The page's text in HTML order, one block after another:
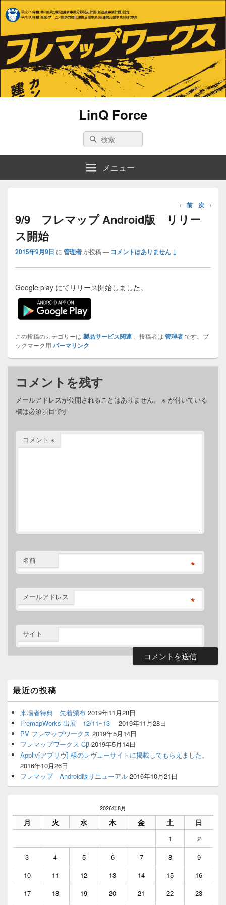
LinQ Force
Search
for:
Search
メニュー
投
ナ
ョ
← 前 次 →
9/9 フレマップ Android版 リリー
ス開始
2015年9月9日 に 管理者が投稿 — コメントはありません ↓
Google play にてリリース開始しました。
この投稿のカテゴリーは 製品サービス関連 、投稿者は 管理者です。ブ
ックマーク用 パーマリンク
コメントを残す
メールアドレスが公開されることはありません。 ※ が付いている
欄は必須項目です
コメント ※
名前 *
メールアドレス *
サイト
Sidebar
Widget
Area
最近の投稿
来場者特典 先着頒布 2019年11月28日
FremapWorks 出展 12/11~13
2019年11月28日
PV フレマップワークス 2019年5月14日
フレマップワークス Cβ 2019年5月14日
Appliv[アプリヴ] 様のレヴューサイトに掲載してもらえました。
2016年10月26日
フレマップ Android版リニューアル 2016年10月21日
2026年8月
月 火 水 木 金 土 日
1
2
3
4 5 6 7 8
9
10
11 12 13 14 15
16
17
18 19 20 21 22 23